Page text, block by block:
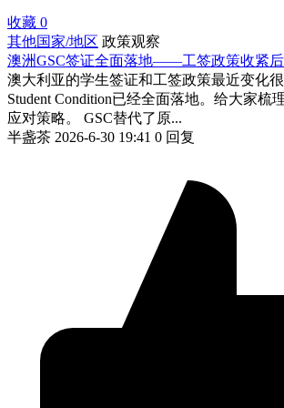
收藏 0
其他国家/地区 政策观察
澳洲GSC签证全面落地——工签政策收紧
澳大利亚的学生签证和工签政策最近变化很
Student Condition已经全面落地。给大家梳
应对策略。 GSC替代了原...
半盏茶 2026-6-30 19:41 0 回复